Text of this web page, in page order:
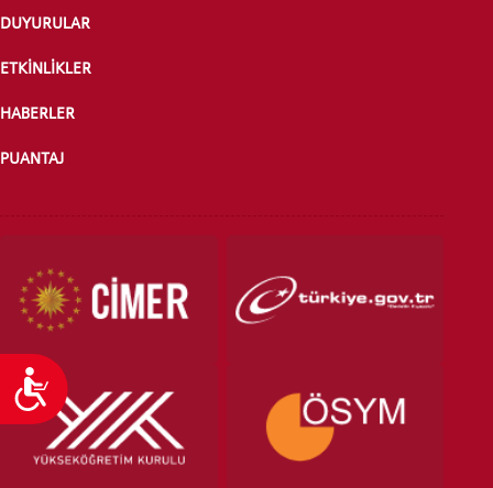
Ulaşılabilirlik
LİSANS ADAY ÖĞRENCİ
DUYURULAR
ETKİNLİKLER
HABERLER
PUANTAJ